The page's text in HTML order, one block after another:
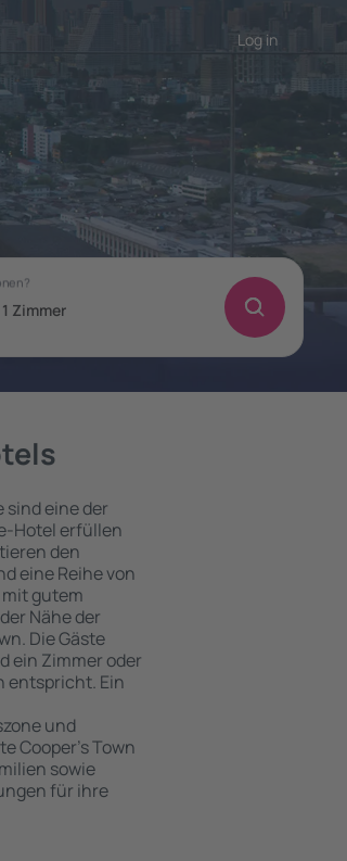
Log in
sind eine der
Hotel erfüllen
den
eine Reihe von
gutem
Nähe der
Die Gäste
ein Zimmer oder
entspricht. Ein
und
Cooper's Town
sowie
für ihre